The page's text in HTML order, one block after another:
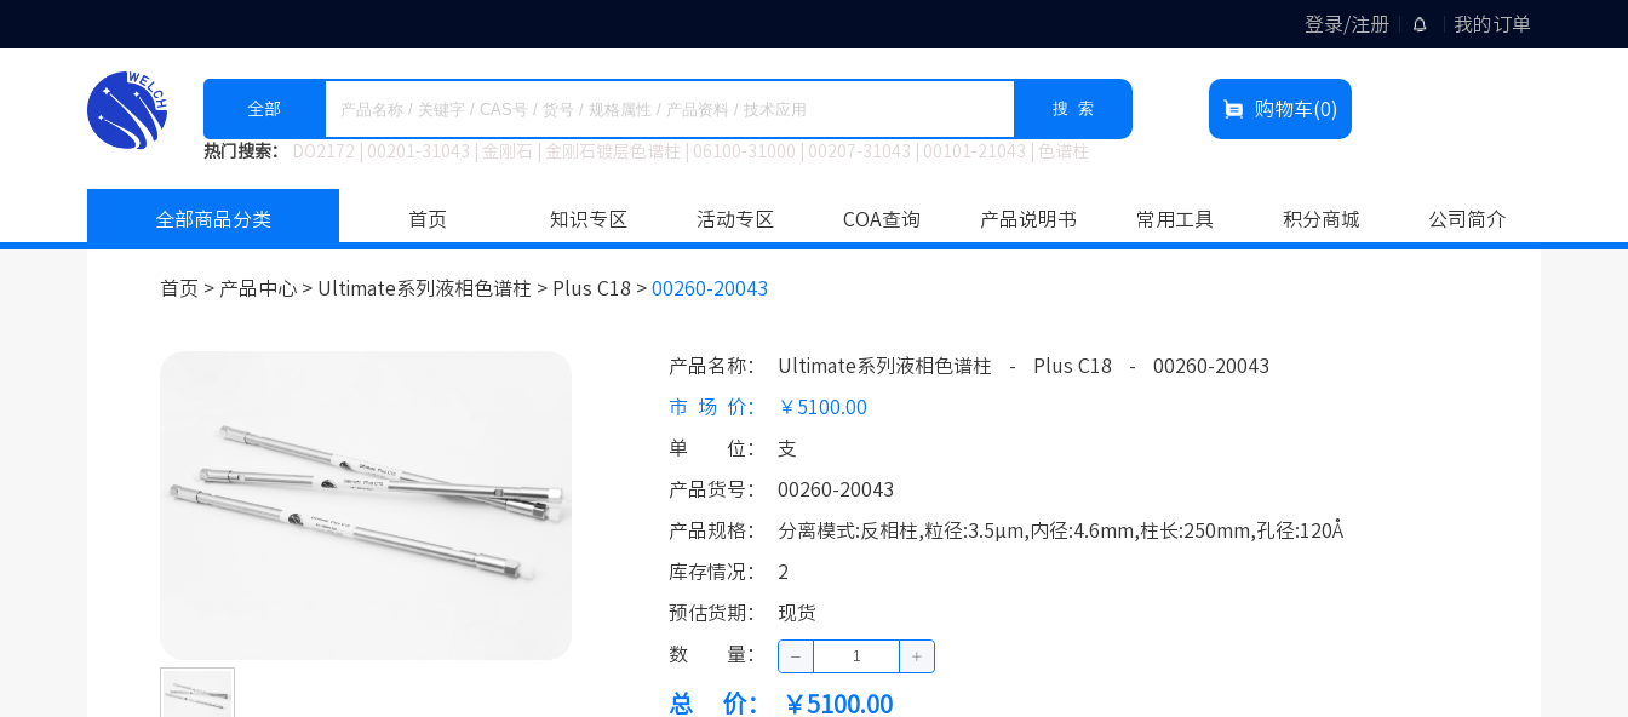
登录/注册 我的订单
全部 搜 索
热门搜索： DO2172 00201-31043 金刚石 金刚石镀层色谱柱 06100-31000 00207-31043 00101-21043 色谱柱
购物车(0)
全部商品分类 首页 知识专区 活动专区 COA查询 产品说明书 常用工具 积分商城 公司简介
首页 > 产品中心 > Ultimate系列液相色谱柱 > Plus C18 > 00260-20043
产品名称： Ultimate系列液相色谱柱 - Plus C18 - 00260-20043
市场价： ￥5100.00
单位 ： 支
产品货号 ： 00260-20043
产品规格： 分离模式:反相柱,粒径:3.5μm,内径:4.6mm,柱长:250mm,孔径:120Å
库存情况 ： 2
预估货期 ： 现货
数量 ：
总价： ￥5100.00